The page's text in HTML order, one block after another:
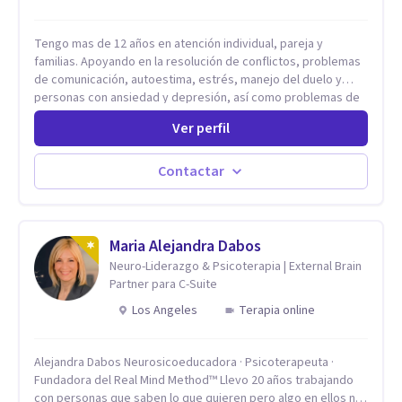
Tengo mas de 12 años en atención individual, pareja y
familias. Apoyando en la resolución de conflictos, problemas
de comunicación, autoestima, estrés, manejo del duelo y
personas con ansiedad y depresión, así como problemas de
conducta y comportamiento. Desarrollo de personas
Estableciendo metas a corto y largo plazo, es vital para la
vida de cada uno tener su propia vision.
Ver perfil
Contactar
Maria Alejandra Dabos
Neuro-Liderazgo & Psicoterapia | External Brain
Partner para C-Suite
Los Angeles
Terapia online
Alejandra Dabos Neurosicoeducadora · Psicoterapeuta ·
Fundadora del Real Mind Method™ Llevo 20 años trabajando
con personas que saben lo que quieren pero algo en ellos no